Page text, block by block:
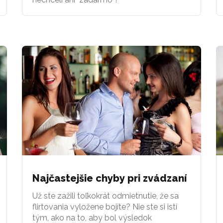
Najčastejšie chyby pri zvádzaní
Už ste zažili toľkokrát odmietnutie, že sa
flirtovania vyložene bojíte? Nie ste si istí
tým, ako na to, aby bol výsledok